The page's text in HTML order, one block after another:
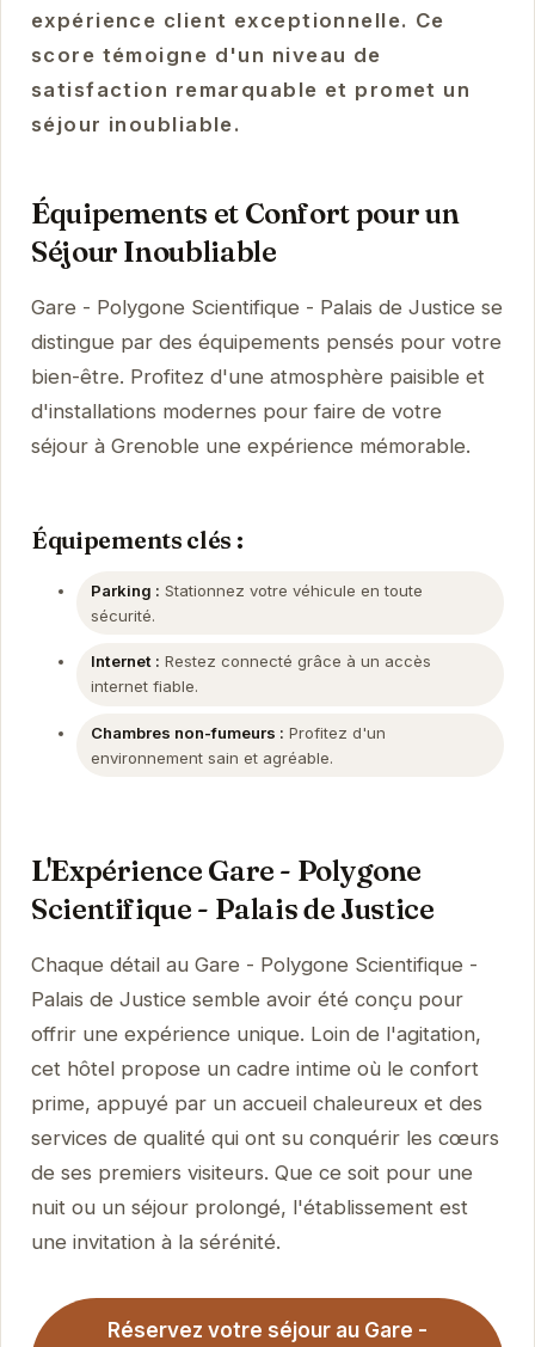
expérience client exceptionnelle. Ce
score témoigne d'un niveau de
satisfaction remarquable et promet un
séjour inoubliable.
Équipements et Confort pour un
Séjour Inoubliable
Gare - Polygone Scientifique - Palais de Justice se
distingue par des équipements pensés pour votre
bien-être. Profitez d'une atmosphère paisible et
d'installations modernes pour faire de votre
séjour à Grenoble une expérience mémorable.
Équipements clés :
Parking : Stationnez votre véhicule en toute
sécurité.
Internet : Restez connecté grâce à un accès
internet fiable.
Chambres non-fumeurs : Profitez d'un
environnement sain et agréable.
L'Expérience Gare - Polygone
Scientifique - Palais de Justice
Chaque détail au Gare - Polygone Scientifique -
Palais de Justice semble avoir été conçu pour
offrir une expérience unique. Loin de l'agitation,
cet hôtel propose un cadre intime où le confort
prime, appuyé par un accueil chaleureux et des
services de qualité qui ont su conquérir les cœurs
de ses premiers visiteurs. Que ce soit pour une
nuit ou un séjour prolongé, l'établissement est
une invitation à la sérénité.
Réservez votre séjour au Gare -